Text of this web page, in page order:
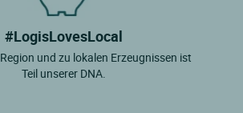
#LogisLovesLocal
und zu lokalen Erzeugnissen ist
Teil unserer DNA.